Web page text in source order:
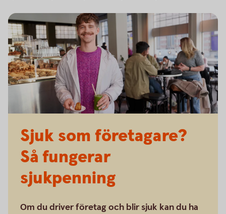
Sjuk som företagare?
Så fungerar
sjukpenning
Om du driver företag och blir sjuk kan du ha